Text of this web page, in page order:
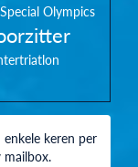
Special Olympics
keren per